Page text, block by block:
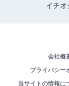
イチオ
会社概
プライバシー
当サイトの情報に